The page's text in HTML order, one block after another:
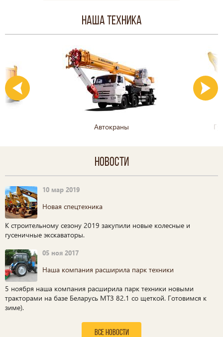
Наша техника
Автокраны
Новости
10 мар 2019
Новая спецтехника
К строительному сезону 2019 закупили новые колесные и
гусеничные экскаваторы.
05 ноя 2017
Наша компания расширила парк техники
5 ноября наша компания расширила парк техники новыми
тракторами на базе Беларусь МТЗ 82.1 со щеткой. Готовимся к
зиме).
все новости